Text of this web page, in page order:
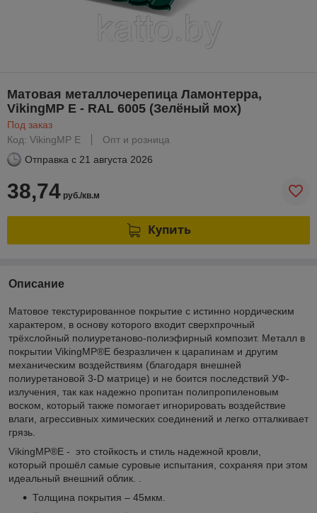
Матовая металлочерепица Ламонтерра,
VikingMP E - RAL 6005 (Зелёный мох)
Под заказ
Код: VikingMP E
Опт и розница
Отправка с 21 августа 2026
38,74 руб./кв.м
Купить
Описание
Матовое текстурированное покрытие с истинно нордическим
характером, в основу которого входит сверхпрочный
трёхслойный полиуретаново-полиэфирный композит. Металл в
покрытии VikingMP®E безразличен к царапинам и другим
механическим воздействиям (благодаря внешней
полиуретановой 3-D матрице) и не боится последствий УФ-
излучения, так как надежно пропитан полипропиленовым
воском, который также помогает игнорировать воздействие
влаги, агрессивных химических соединений и легко отталкивает
грязь.
VikingMP®E - это стойкость и стиль надежной кровли,
который прошёл самые суровые испытания, сохраняя при этом
идеальный внешний облик. .
Толщина покрытия – 45мкм.